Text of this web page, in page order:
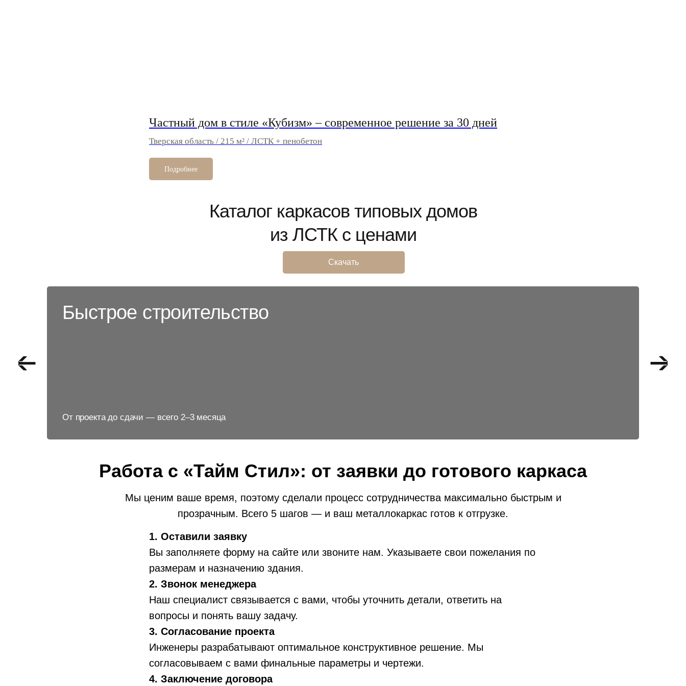
Частный дом в стиле «Кубизм» – современное решение за 30 дней
Тверская область / 215 м² / ЛСТК + пенобетон
Подробнее
Скачать
Каталог каркасов типовых домов
из ЛСТК с ценами
Быстрое строительство
От проекта до сдачи — всего 2–3 месяца
Работа с «Тайм Стил»: от заявки до готового каркаса
Мы ценим ваше время, поэтому сделали процесс сотрудничества максимально быстрым и
прозрачным. Всего 5 шагов — и ваш металлокаркас готов к отгрузке.
1. Оставили заявку
Вы заполняете форму на сайте или звоните нам. Указываете свои пожелания по
размерам и назначению здания.
2. Звонок менеджера
Наш специалист связывается с вами, чтобы уточнить детали, ответить на
вопросы и понять вашу задачу.
3. Согласование проекта
Инженеры разрабатывают оптимальное конструктивное решение. Мы
согласовываем с вами финальные параметры и чертежи.
4. Заключение договора